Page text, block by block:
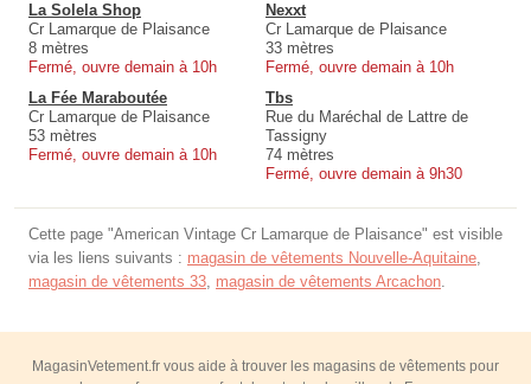
La Solela Shop
Cr Lamarque de Plaisance
8 mètres
Fermé, ouvre demain à 10h
Nexxt
Cr Lamarque de Plaisance
33 mètres
Fermé, ouvre demain à 10h
La Fée Maraboutée
Cr Lamarque de Plaisance
53 mètres
Fermé, ouvre demain à 10h
Tbs
Rue du Maréchal de Lattre de
Tassigny
74 mètres
Fermé, ouvre demain à 9h30
Cette page "American Vintage Cr Lamarque de Plaisance" est visible
via les liens suivants : magasin de vêtements Nouvelle-Aquitaine,
magasin de vêtements 33, magasin de vêtements Arcachon.
MagasinVetement.fr vous aide à trouver les magasins de vêtements pour